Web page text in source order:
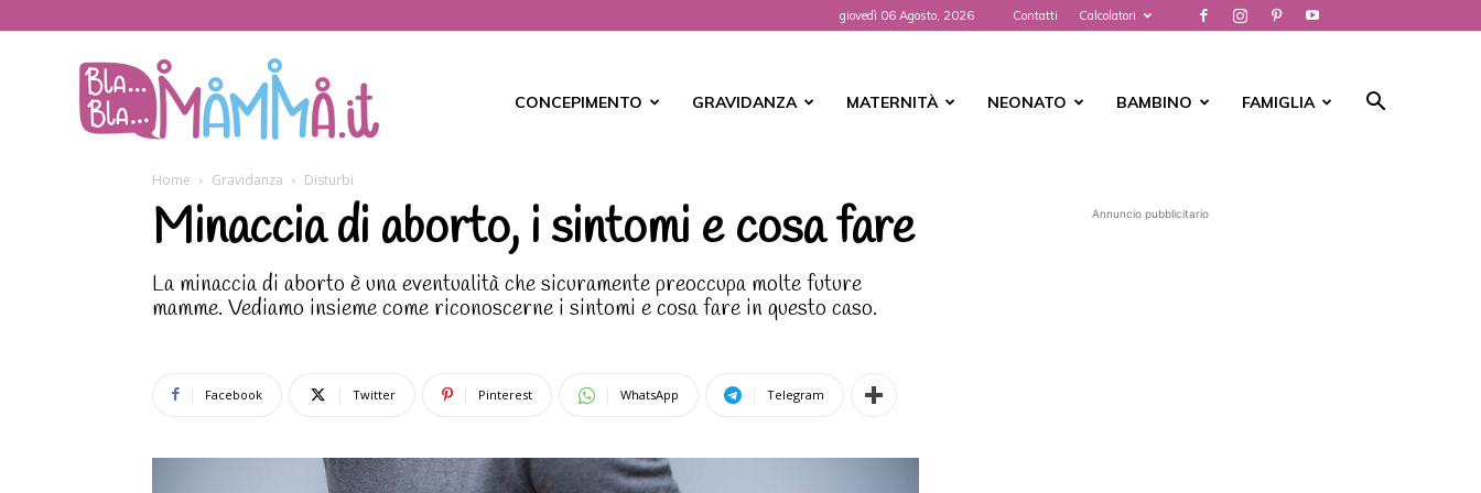
giovedì 06 Agosto, 2026 Contatti Calcolatori
CONCEPIMENTO GRAVIDANZA MATERNITÀ NEONATO BAMBINO FAMIGLIA
Home Gravidanza Disturbi
Minaccia di aborto, i sintomi e cosa fare
La minaccia di aborto è una eventualità che sicuramente preoccupa molte future
mamme. Vediamo insieme come riconoscerne i sintomi e cosa fare in questo caso.
Facebook Twitter Pinterest WhatsApp Telegram
Annuncio pubblicitario